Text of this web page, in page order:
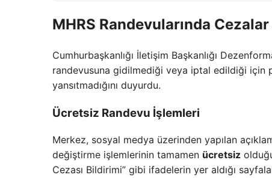
MHRS Randevularında Cezalar
Cumhurbaşkanlığı İletişim Başkanlığı
randevusuna gidilmediği veya iptal edildiği için
yansıtmadığını duyurdu.
Ücretsiz Randevu İşlemleri
Merkez, sosyal medya üzerinden yapılan
değiştirme işlemlerinin tamamen ücretsiz
Cezası Bildirimi” gibi ifadelerin yer aldığı